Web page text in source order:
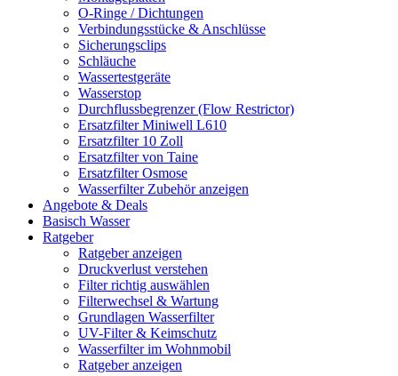
O-Ringe / Dichtungen
Verbindungsstücke & Anschlüsse
Sicherungsclips
Schläuche
Wassertestgeräte
Wasserstop
Durchflussbegrenzer (Flow Restrictor)
Ersatzfilter Miniwell L610
Ersatzfilter 10 Zoll
Ersatzfilter von Taine
Ersatzfilter Osmose
Wasserfilter Zubehör anzeigen
Angebote & Deals
Basisch Wasser
Ratgeber
Ratgeber anzeigen
Druckverlust verstehen
Filter richtig auswählen
Filterwechsel & Wartung
Grundlagen Wasserfilter
UV-Filter & Keimschutz
Wasserfilter im Wohnmobil
Ratgeber anzeigen